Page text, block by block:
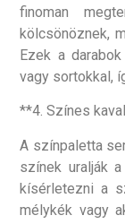
finoman
kölcsönöznek,
Ezek a
vagy sortokkal,
**4. Színes
A színpaletta
színek uralják
kísérletezni a
mélykék vagy